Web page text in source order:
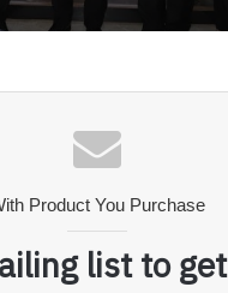
Product You Purchase
list to